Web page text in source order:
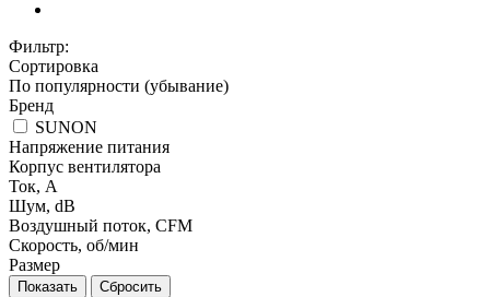
Фильтр:
Сортировка
По популярности (убывание)
Бренд
SUNON
Напряжение питания
Корпус вентилятора
Ток, А
Шум, dB
Воздушный поток, CFM
Скорость, об/мин
Размер
Показать Сбросить